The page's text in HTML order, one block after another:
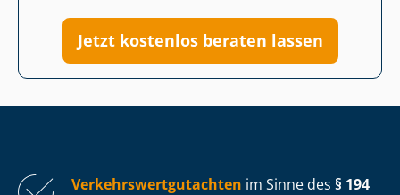
Jetzt kostenlos beraten lassen
Ver­kehrs­wert­gut­ach­ten im Sinne des § 194